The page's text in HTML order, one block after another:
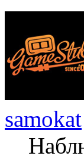
samokat